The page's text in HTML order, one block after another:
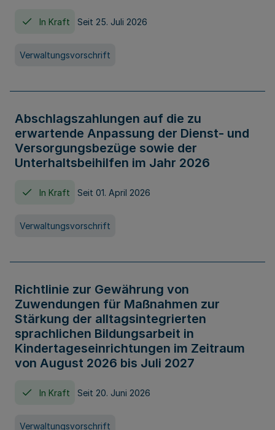
In Kraft Seit 25. Juli 2026
Verwaltungsvorschrift
Abschlagszahlungen auf die zu
erwartende Anpassung der Dienst- und
Versorgungsbezüge sowie der
Unterhaltsbeihilfen im Jahr 2026
In Kraft Seit 01. April 2026
Verwaltungsvorschrift
Richtlinie zur Gewährung von
Zuwendungen für Maßnahmen zur
Stärkung der alltagsintegrierten
sprachlichen Bildungsarbeit in
Kindertageseinrichtungen im Zeitraum
von August 2026 bis Juli 2027
In Kraft Seit 20. Juni 2026
Verwaltungsvorschrift